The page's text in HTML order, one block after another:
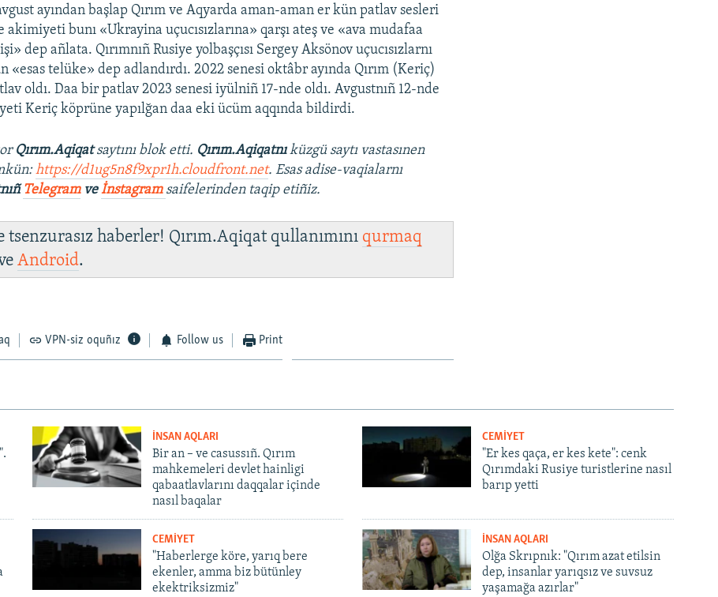
ayından başlap Qırım ve Aqyarda aman-aman er kün patlav sesleri
akimiyeti bunı «Ukrayina uçucısızlarına» qarşı ateş ve «ava mudafaa
dep añlata. Qırımnıñ Rusiye yolbaşçısı Sergey Aksönov uçucısızlarnı
«esas telüke» dep adlandırdı. 2022 senesi oktâbr ayında Qırım (Keriç)
oldı. Daa bir patlav 2023 senesi iyülniñ 17-nde oldı. Avgustnıñ 12-nde
Keriç köprüne yapılğan daa eki ücüm aqqında bildirdi.
Qırım.Aqiqatsaytını blok etti. Qırım.Aqiqatnıküzgü saytı vastasınen
https://d1ug5n8f9xpr1h.cloudfront.net. Esas adise-vaqialarnı
Telegramveİnstagram saifelerinden taqip etiñiz.
tsenzurasız haberler! Qırım.Aqiqat qullanımını qurmaq
Android.
VPN-siz oquñız Follow us Print
İNSAN AQLARI
Bir an – ve casussıñ. Qırım
mahkemeleri devlet hainligi
qabaatlavlarını daqqalar içinde
nasıl baqalar
CEMİYET
"Er kes qaça, er kes kete": cenk
Qırımdaki Rusiye turistlerine nasıl
barıp yetti
CEMİYET
"Haberlerge köre, yarıq bere
ekenler, amma biz bütünley
ekektriksizmiz"
İNSAN AQLARI
Olğa Skrıpnık: "Qırım azat etilsin
dep, insanlar yarıqsız ve suvsuz
yaşamağa azırlar"